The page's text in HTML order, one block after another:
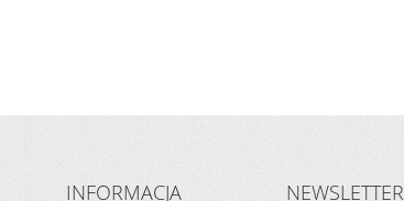
INFORMACJA NEWSLETTER